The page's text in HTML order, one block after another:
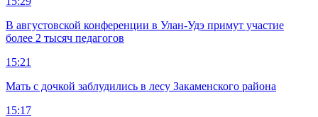
В августовской конференции в Улан-Удэ примут участие
более 2 тысяч педагогов
15:21
Мать с дочкой заблудились в лесу Закаменского района
15:17